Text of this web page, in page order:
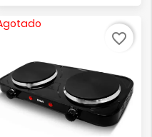
favorite_border